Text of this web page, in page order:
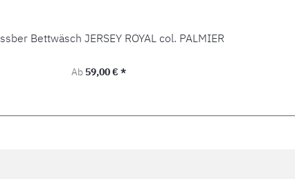
Bettwäsch JERSEY ROYAL col. PALMIER
Regulärer Preis:
Ab 59,00 € *